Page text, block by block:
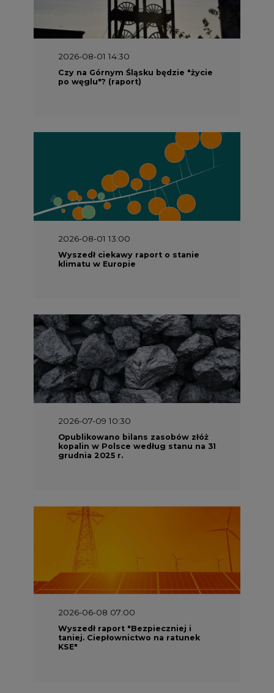
2026-08-01 14:30
Czy na Górnym Śląsku będzie "życie
po węglu"? (raport)
2026-08-01 13:00
Wyszedł ciekawy raport o stanie
klimatu w Europie
2026-07-09 10:30
Opublikowano bilans zasobów złóż
kopalin w Polsce według stanu na 31
grudnia 2025 r.
2026-06-08 07:00
Wyszedł raport "Bezpieczniej i
taniej. Ciepłownictwo na ratunek
KSE"